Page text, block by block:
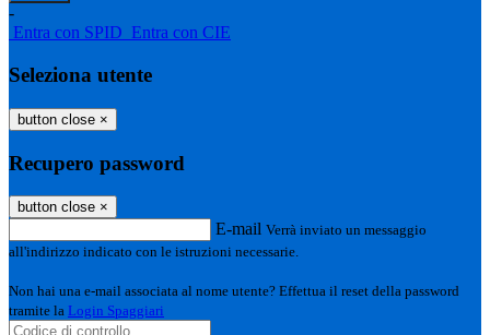
-
Entra con SPID Entra con CIE
Seleziona utente
button close ×
Recupero password
button close ×
E-mail Verrà inviato un messaggio
all'indirizzo indicato con le istruzioni necessarie.
Non hai una e-mail associata al nome utente? Effettua il reset della password
tramite la Login Spaggiari